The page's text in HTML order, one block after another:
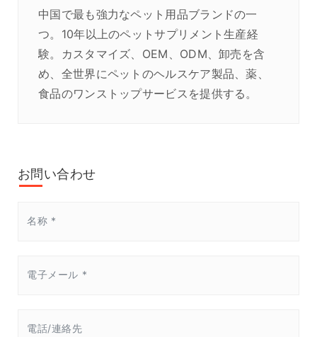
中国で最も強力なペット用品ブランドの一
つ。10年以上のペットサプリメント生産経
験。カスタマイズ、OEM、ODM、卸売を含
め、全世界にペットのヘルスケア製品、薬、
食品のワンストップサービスを提供する。
お問い合わせ